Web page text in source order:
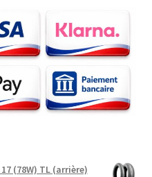
(78W) TL (arrière)